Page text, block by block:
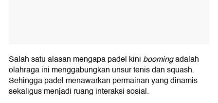
Salah satu alasan mengapa padel kini boomingadalah
olahraga ini menggabungkan unsur tenis dan squash.
Sehingga padel menawarkan permainan yang dinamis
sekaligus menjadi ruang interaksi sosial.